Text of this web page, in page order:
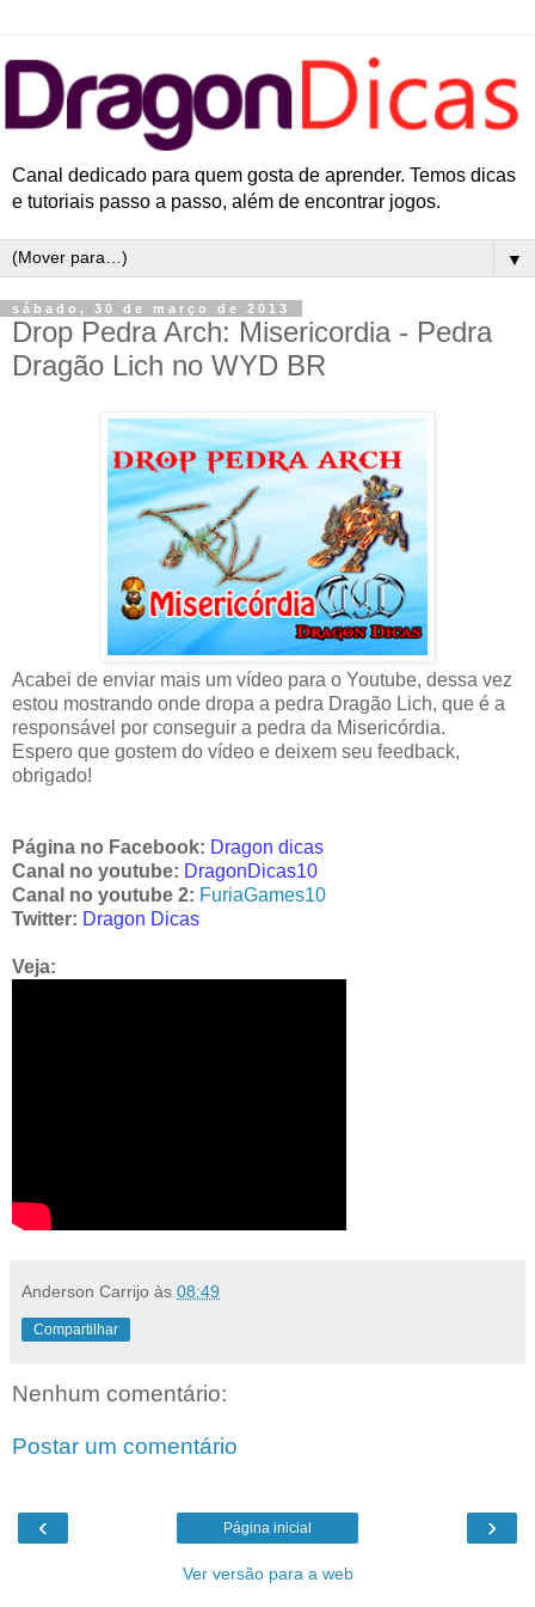
Canal dedicado para quem gosta de aprender. Temos dicas
e tutoriais passo a passo, além de encontrar jogos.
▼
sábado, 30 de março de 2013
Drop Pedra Arch: Misericordia - Pedra
Dragão Lich no WYD BR
Acabei de enviar mais um vídeo para o Youtube, dessa vez
estou mostrando onde dropa a pedra Dragão Lich, que é a
responsável por conseguir a pedra da Misericórdia.
Espero que gostem do vídeo e deixem seu feedback,
obrigado!
Página no Facebook: Dragon dicas
Canal no youtube: DragonDicas10
Canal no youtube 2: FuriaGames10
Twitter: Dragon Dicas
Veja:
Anderson Carrijo às 08:49
Compartilhar
Nenhum comentário:
Postar um comentário
‹ ›
Página inicial
Ver versão para a web